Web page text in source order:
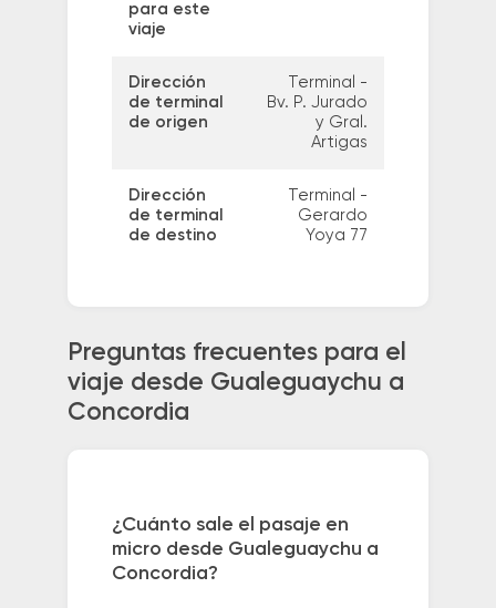
para este
viaje
Dirección
de terminal
de origen
Terminal -
Bv. P. Jurado
y Gral.
Artigas
Dirección
de terminal
de destino
Terminal -
Gerardo
Yoya 77
Preguntas frecuentes para el
viaje desde Gualeguaychu a
Concordia
¿Cuánto sale el pasaje en
micro desde Gualeguaychu a
Concordia?